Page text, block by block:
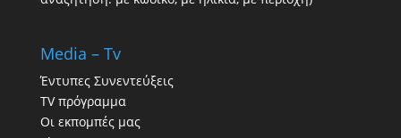
Media – Tv
Έντυπες Συνεντεύξεις
TV πρόγραμμα
Οι εκπομπές μας